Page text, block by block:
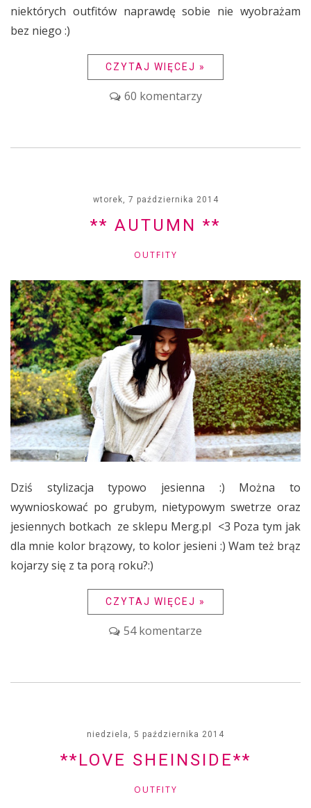
niektórych outfitów naprawdę sobie nie wyobrażam
bez niego :)
CZYTAJ WIĘCEJ »
60 komentarzy
wtorek, 7 października 2014
** AUTUMN **
OUTFITY
Dziś stylizacja typowo jesienna :) Można to
wywnioskować po grubym, nietypowym swetrze oraz
jesiennych botkach ze sklepu Merg.pl <3 Poza tym jak
dla mnie kolor brązowy, to kolor jesieni :) Wam też brąz
kojarzy się z ta porą roku?:)
CZYTAJ WIĘCEJ »
54 komentarze
niedziela, 5 października 2014
**LOVE SHEINSIDE**
OUTFITY